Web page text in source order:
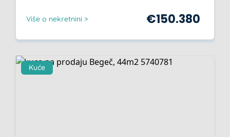
Više o nekretnini > €150.380
Kuće